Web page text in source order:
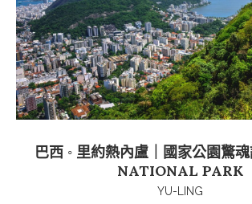
巴西 ◦ 里約熱內盧｜國家公園驚
NATIONAL PARK
YU-LING